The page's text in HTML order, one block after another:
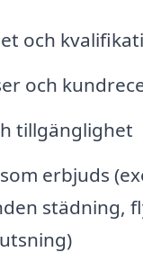
och
och
tillgänglighet
erbjuds
städning,